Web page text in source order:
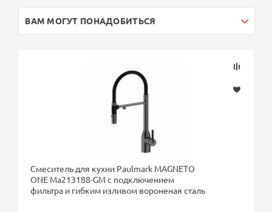
ВАМ МОГУТ ПОНАДОБИТЬСЯ
Смеситель для кухни Paulmark MAGNETO
ONE Ma213188-GM с подключением
фильтра и гибким изливом вороненая сталь